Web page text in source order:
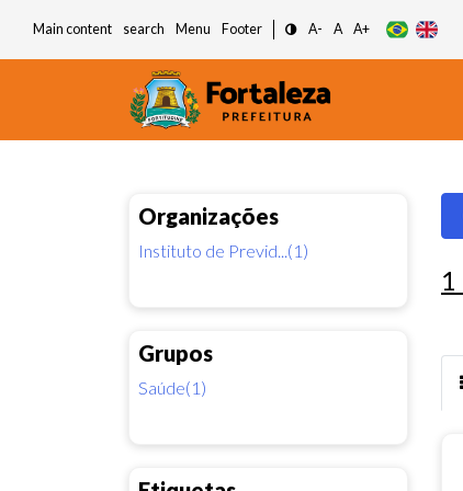
Main content search Menu Footer A- A A+
Organizações
Instituto de Previd...(1)
Grupos
Saúde(1)
1